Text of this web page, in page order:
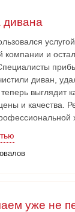
дивана
компании и
диван,
выглядит
и качества.
уже не